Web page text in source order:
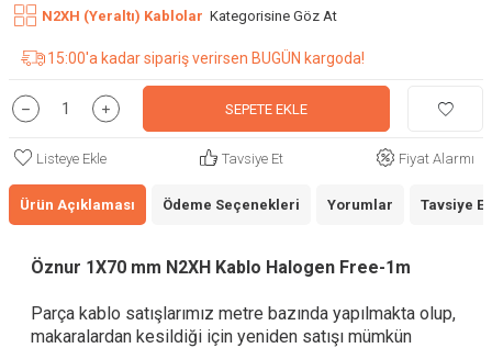
N2XH (Yeraltı) Kablolar Kategorisine Göz At
15:00'a kadar sipariş verirsen BUGÜN kargoda!
SEPETE EKLE
Listeye Ekle Tavsiye Et Fiyat Alarmı
Ürün Açıklaması Ödeme Seçenekleri Yorumlar Tavsiye Et
Öznur 1X70 mm N2XH Kablo Halogen Free-1m
Parça kablo satışlarımız metre bazında yapılmakta olup,
makaralardan kesildiği için yeniden satışı mümkün